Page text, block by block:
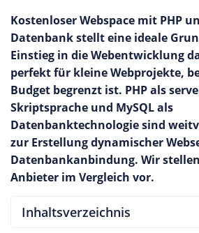
Kostenloser Webspace mit PHP
Datenbank stellt eine ideale
Einstieg in die Webentwicklung
perfekt für kleine Webprojekte,
Budget begrenzt ist. PHP als
Skriptsprache und MySQL als
Datenbanktechnologie sind
zur Erstellung dynamischer
Datenbankanbindung. Wir
Anbieter im Vergleich vor.
Inhaltsverzeichnis